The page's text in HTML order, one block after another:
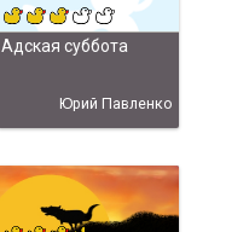
Адская суббота
Юрий Павленко